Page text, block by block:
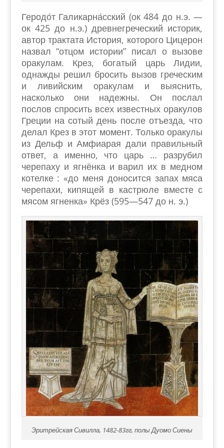
Геродо́т Галикарна́сский (ок 484 до н.э. —
ок 425 до н.э.) древнегреческий историк,
автор трактата История, которого Цицерон
назвал “отцом истории” писал о вызове
оракулам. Крез, богатый царь Лидии,
однажды решил бросить вызов греческим
и ливийским оракулам и выяснить,
насколько они надежны. Он послал
послов спросить всех известных оракулов
Греции на сотый день после отъезда, что
делал Крез в этот момент. Только оракулы
из Дельф и Амфиарая дали правильный
ответ, а именно, что царь … разрубил
черепаху и ягнёнка и варил их в медном
котелке : «до меня доносится запах мяса
черепахи, кипящей в кастрюле вместе с
мясом ягненка» Крёз (595—547 до н. э.)
Эритрейская Сивилла, 1482-83гг, полы Дуомо Сиены